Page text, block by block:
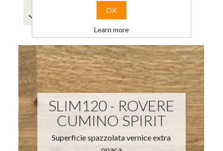
SLIM120 - ROVERE
CUMINO SPIRIT
Superficie spazzolata vernice extra
OK
Learn more